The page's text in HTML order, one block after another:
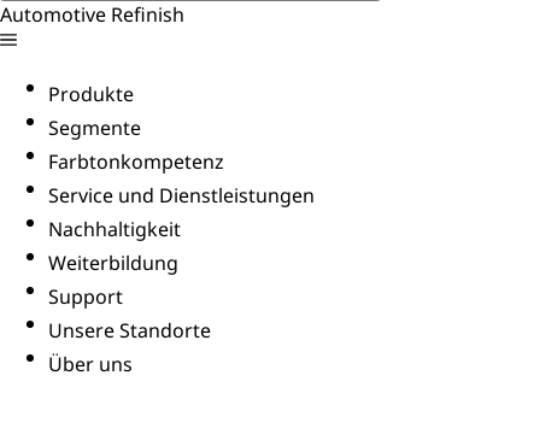
Automotive Refinish
Produkte
Segmente
Farbtonkompetenz
Service und Dienstleistungen
Nachhaltigkeit
Weiterbildung
Support
Unsere Standorte
Über uns